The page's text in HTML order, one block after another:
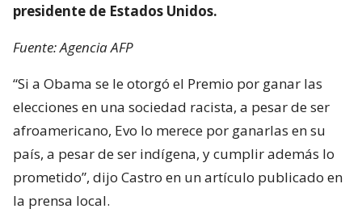
presidente de Estados Unidos.
Fuente: Agencia AFP
“Si a Obama se le otorgó el Premio por ganar las
elecciones en una sociedad racista, a pesar de ser
afroamericano, Evo lo merece por ganarlas en su
país, a pesar de ser indígena, y cumplir además lo
prometido”, dijo Castro en un artículo publicado en
la prensa local.